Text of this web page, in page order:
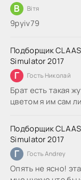
В Вітя
9руіv79
Подборщик CLAAS
Simulator 2017
Г Гость Николай
Брат есть такая
цветом я им сам
Подборщик CLAAS
Simulator 2017
Г Гость Andrey
Опять не ясно!